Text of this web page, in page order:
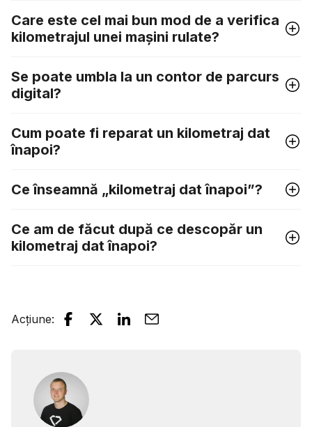
Care este cel mai bun mod de a verifica
kilometrajul unei mașini rulate?
Se poate umbla la un contor de parcurs
digital?
Cum poate fi reparat un kilometraj dat
înapoi?
Ce înseamnă „kilometraj dat înapoi”?
Ce am de făcut după ce descopăr un
kilometraj dat înapoi?
Acțiune: